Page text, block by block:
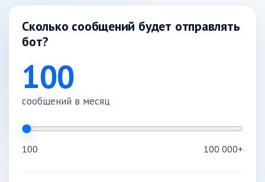
Сколько сообщений будет отправлять
бот?
100
сообщений в месяц
100 100 000+